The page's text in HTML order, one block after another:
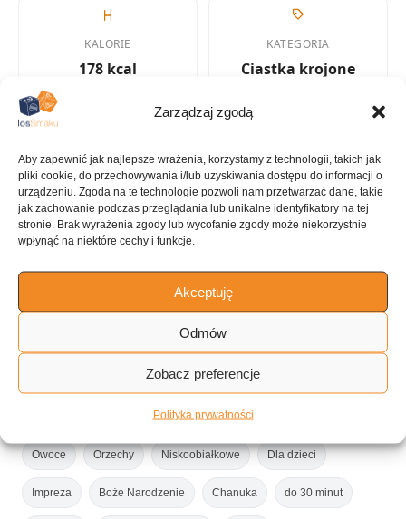
Zarządzaj zgodą
Aby zapewnić jak najlepsze wrażenia, korzystamy z technologii, takich jak
pliki cookie, do przechowywania i/lub uzyskiwania dostępu do informacji o
urządzeniu. Zgoda na te technologie pozwoli nam przetwarzać dane, takie
jak zachowanie podczas przeglądania lub unikalne identyfikatory na tej
stronie. Brak wyrażenia zgody lub wycofanie zgody może niekorzystnie
wpłynąć na niektóre cechy i funkcje.
Akceptuję
Odmów
Zobacz preferencje
Polityka prywatności
KALORIE
178 kcal
KATEGORIA
Ciastka krojone
KUCHNIA
Desery
~11 porcji
Tagi:
Obiad/Przekąski
Owoce Orzechy Niskoobiałkowe Dla dzieci
Impreza Boże Narodzenie Chanuka do 30 minut